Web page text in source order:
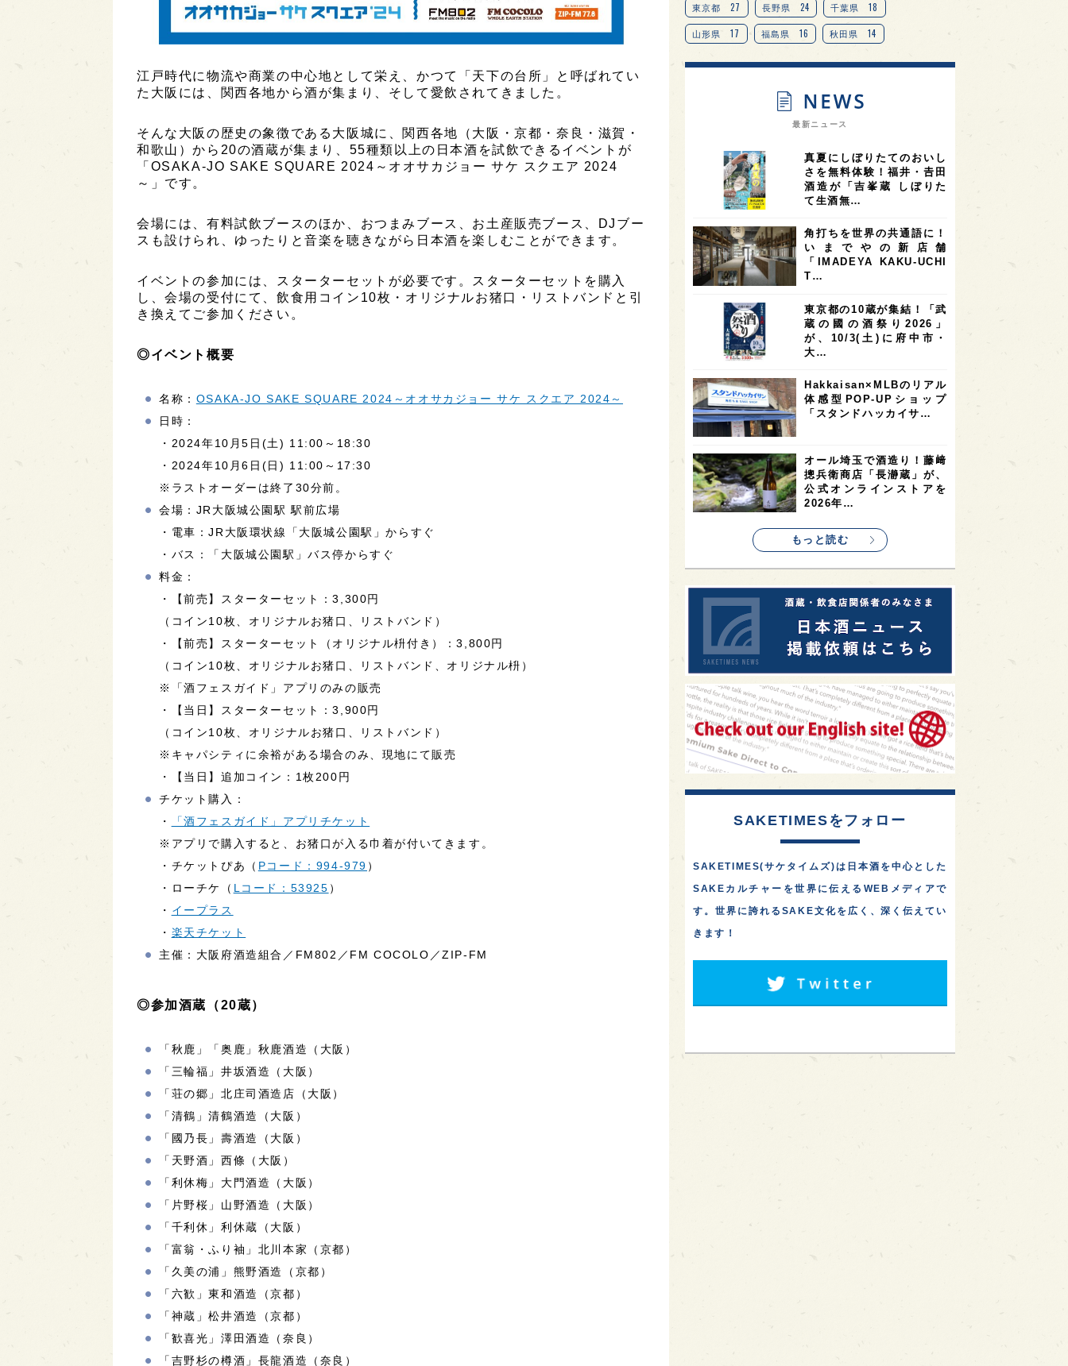
江戸時代に物流や商業の中心地として栄え、かつて「天下の台所」と呼ばれてい
た大阪には、関西各地から酒が集まり、そして愛飲されてきました。
そんな大阪の歴史の象徴である大阪城に、関西各地（大阪・京都・奈良・滋賀・
和歌山）から20の酒蔵が集まり、55種類以上の日本酒を試飲できるイベントが
「OSAKA-JO SAKE SQUARE 2024～オオサカジョー サケ スクエア 2024
～」です。
会場には、有料試飲ブースのほか、おつまみブース、お土産販売ブース、DJブー
スも設けられ、ゆったりと音楽を聴きながら日本酒を楽しむことができます。
イベントの参加には、スターターセットが必要です。スターターセットを購入
し、会場の受付にて、飲食用コイン10枚・オリジナルお猪口・リストバンドと引
き換えてご参加ください。
◎イベント概要
名称： OSAKA-JO SAKE SQUARE 2024～オオサカジョー サケ スクエア 2024～
日時：
・2024年10月5日(土) 11:00～18:30
・2024年10月6日(日) 11:00～17:30
※ラストオーダーは終了30分前。
会場：JR大阪城公園駅 駅前広場
・電車：JR大阪環状線「大阪城公園駅」からすぐ
・バス：「大阪城公園駅」バス停からすぐ
料金：
・【前売】スターターセット：3,300円
（コイン10枚、オリジナルお猪口、リストバンド）
・【前売】スターターセット（オリジナル枡付き）：3,800円
（コイン10枚、オリジナルお猪口、リストバンド、オリジナル枡）
※「酒フェスガイド」アプリのみの販売
・【当日】スターターセット：3,900円
（コイン10枚、オリジナルお猪口、リストバンド）
※キャパシティに余裕がある場合のみ、現地にて販売
・【当日】追加コイン：1枚200円
チケット購入：
・
「酒フェスガイド」アプリチケット
※アプリで購入すると、お猪口が入る巾着が付いてきます。
・チケットぴあ（ Pコード：994-979 ）
・ローチケ（ Lコード：53925 ）
・ イープラス
・ 楽天チケット
主催：大阪府酒造組合／FM802／FM COCOLO／ZIP-FM
◎参加酒蔵（20蔵）
「秋鹿」「奥鹿」秋鹿酒造（大阪）
「三輪福」井坂酒造（大阪）
「荘の郷」北庄司酒造店（大阪）
「清鶴」清鶴酒造（大阪）
「國乃長」壽酒造（大阪）
「天野酒」西條（大阪）
「利休梅」大門酒造（大阪）
「片野桜」山野酒造（大阪）
「千利休」利休蔵（大阪）
「富翁・ふり袖」北川本家（京都）
「久美の浦」熊野酒造（京都）
「六歓」東和酒造（京都）
「神蔵」松井酒造（京都）
「歓喜光」澤田酒造（奈良）
「吉野杉の樽酒」長龍酒造（奈良）
東京都 27 長野県 24 千葉県 18
山形県 17 福島県 16 秋田県 14
愛知県 14 宮城県 14 岐阜県 13
オピニオンリーダーの視点 9
7 奈良県 滋賀県 7 和歌山県 6
6 フランス 6 高知県 5 島根県 5
山口県 4 アメリカ 4 神奈川県 4
大分県 4 三重県 3 3 3
オーストラリア 台湾 2 アジア
SAKEの時代を生きる 1
全蔵めぐり 1 シンガポール 1 カナダ 1
1 熊本県 1
イギリス 1 ノルウェー 新宿区 1
歌舞伎町 1 沖縄県 1 鳥取県 1
saketimes_image_4 1
最新ニュース
真夏にしぼりたてのおいし
さを無料体験！福井・𠮷田
酒造が「吉峯蔵 しぼりた
て生酒無…
角打ちを世界の共通語に！
いまでやの新店舗
「IMADEYA KAKU-UCHI
T…
東京都の10蔵が集結！「武
蔵の國の酒祭り2026」
が、10/3(土)に府中市・
大…
Hakkaisan×MLBのリアル
体感型POP-UPショップ
「スタンドハッカイサ…
オール埼玉で酒造り！藤﨑
摠兵衛商店「長瀞蔵」が、
公式オンラインストアを
2026年…
もっと読む
SAKETIMESをフォロー
SAKETIMES(サケタイムズ)は日本酒を中心とした
SAKEカルチャーを世界に伝えるWEBメディアで
す。世界に誇れるSAKE文化を広く、深く伝えてい
きます！